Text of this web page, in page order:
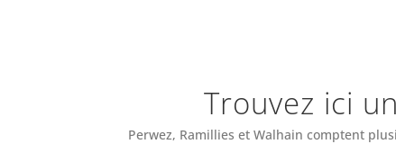
Trouvez ici
Perwez, Ramillies et Walhain comptent